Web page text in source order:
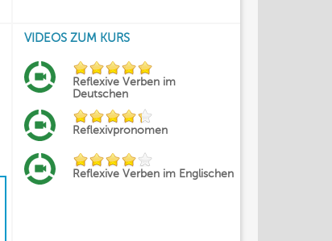
VIDEOS ZUM KURS
Reflexive Verben im
Deutschen
Reflexivpronomen
Reflexive Verben im Englischen